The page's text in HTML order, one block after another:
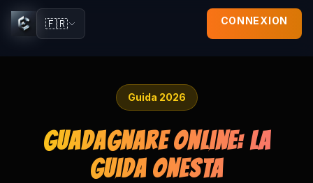
🇫🇷 CONNEXION
Guida 2026
Guadagnare Online: La
Guida Onesta